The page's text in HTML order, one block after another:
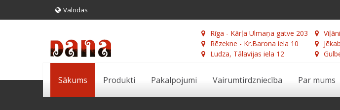
Valodas
Rīga - Kārļa Ulmaņa gatve 203
Rēzekne - Kr.Barona iela 10
Ludza, Tālavijas iela 12
Sākums Produkti Pakalpojumi Vairumtirdzniecība Par mums